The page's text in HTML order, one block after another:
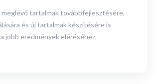
meglévő tartalmak továbbfejlesztésére,
és új tartalmak készítésére is
jobb eredmények eléréséhez.